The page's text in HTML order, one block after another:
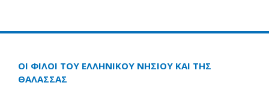
ΟΙ ΦΙΛΟΙ ΤΟΥ ΕΛΛΗΝΙΚΟΥ ΝΗΣΙΟΥ ΚΑΙ ΤΗΣ
ΘΑΛΑΣΣΑΣ